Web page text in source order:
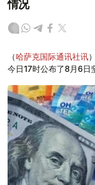
情况
（哈萨克国际通讯社讯
今日17时公布了8月6日